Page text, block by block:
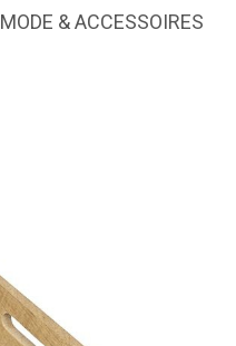
MODE & ACCESSOIRES